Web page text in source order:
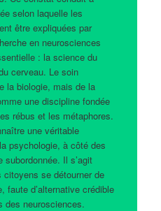
selon laquelle les
être expliquées par
en neurosciences
: la science du
cerveau. Le soin
la biologie, mais de la
une discipline fondée
rébus et les métaphores.
une véritable
psychologie, à côté des
Il s’agit
se détourner de
faute d’alternative crédible
des neurosciences.